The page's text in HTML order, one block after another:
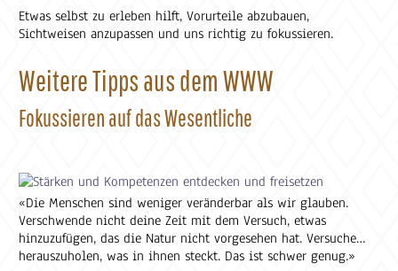
Etwas selbst zu erleben hilft, Vorurteile abzubauen,
Sichtweisen anzupassen und uns richtig zu fokussieren.
Weitere Tipps aus dem WWW
Fokussieren auf das Wesentliche
«Die Menschen sind weniger veränderbar als wir glauben.
Verschwende nicht deine Zeit mit dem Versuch, etwas
hinzuzufügen, das die Natur nicht vorgesehen hat. Versuche
herauszuholen, was in ihnen steckt. Das ist schwer genug.»